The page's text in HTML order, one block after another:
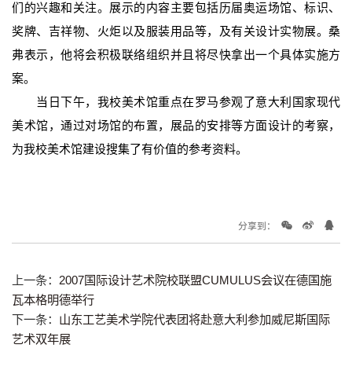
们的兴趣和关注。展示的内容主要包括历届奥运场馆、标识、
奖牌、吉祥物、火炬以及服装用品等，及有关设计实物展。桑
弗表示，他将会积极联络组织并且将尽快拿出一个具体实施方
案。
当日下午，我校美术馆重点在罗马参观了意大利国家现代
美术馆，通过对场馆的布置，展品的安排等方面设计的考察，
为我校美术馆建设搜集了有价值的参考资料。
分享到：
上一条： 2007国际设计艺术院校联盟CUMULUS会议在德国施
瓦本格明德举行
下一条： 山东工艺美术学院代表团将赴意大利参加威尼斯国际
艺术双年展